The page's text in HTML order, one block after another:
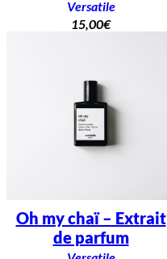
Versatile
15,00€
Oh my chaï – Extrait
de parfum